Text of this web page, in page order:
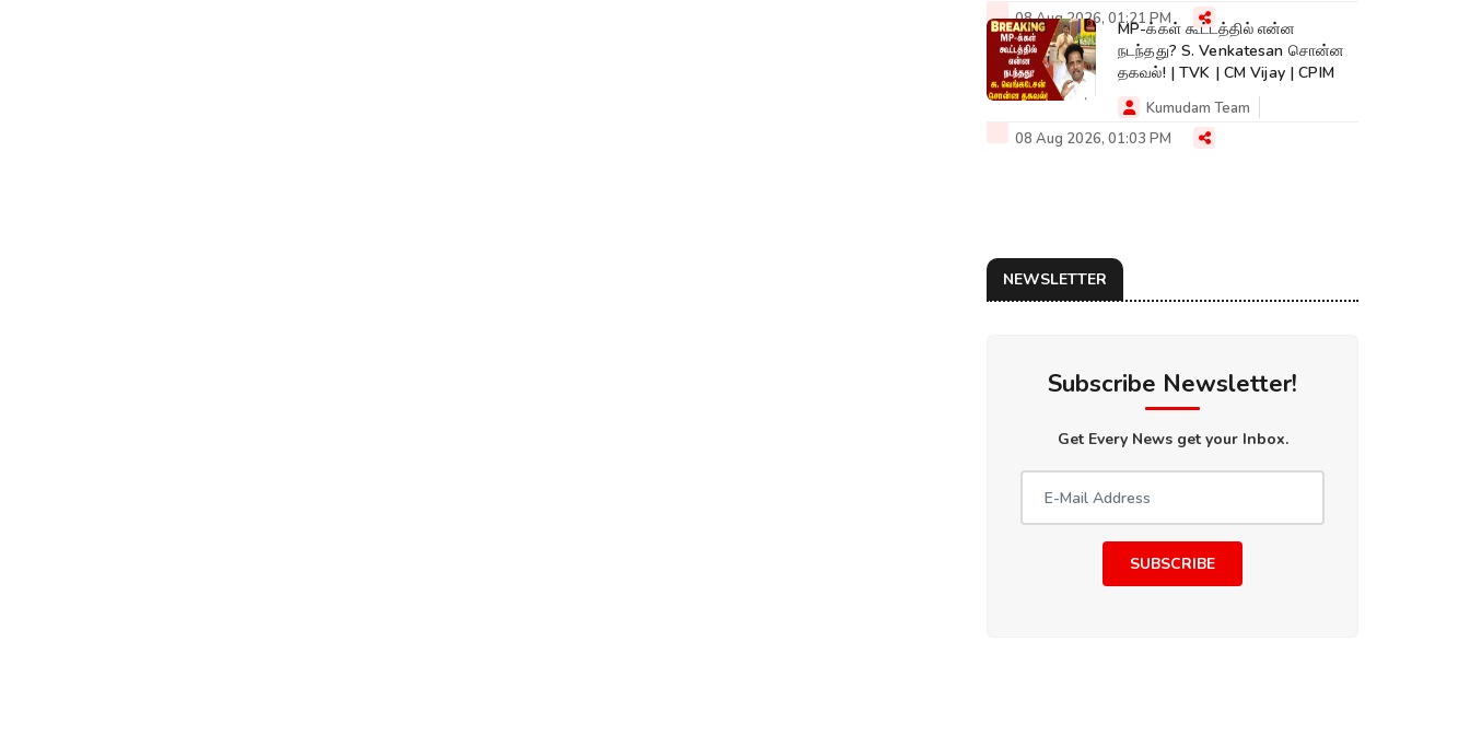
08 Aug 2026, 01:21 PMMP-க்கள் கூட்டத்தில் என்ன
நடந்தது? S. Venkatesan சொன்ன
தகவல்! | TVK | CM Vijay | CPIM
Kumudam Team
08 Aug 2026, 01:03 PM
NEWSLETTER
Subscribe Newsletter!
Get Every News get your Inbox.
SUBSCRIBE